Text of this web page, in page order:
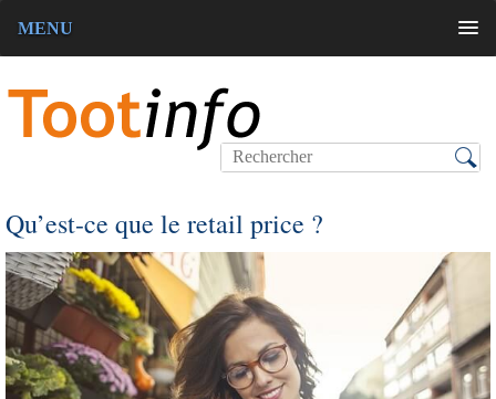
MENU
Qu’est-ce que le retail price ?